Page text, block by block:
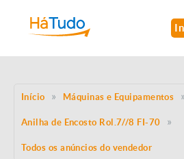
Início Máquinas e Equipamentos
Anilha de Encosto Rol.7//8 FI-70
Todos os anúncios do vendedor